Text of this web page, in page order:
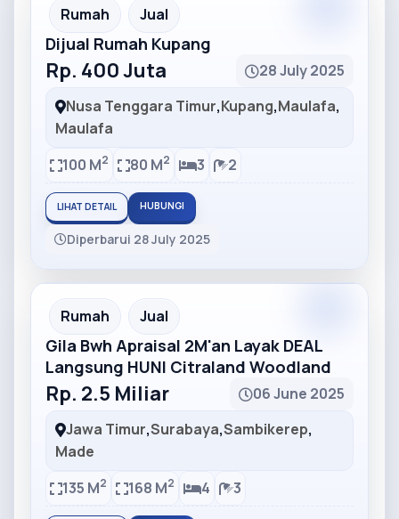
Partner Ad
Rumah Jual
Dijual Rumah Kupang
Rp. 400 Juta
28 July 2025
Nusa Tenggara Timur,Kupang,Maulafa,
Maulafa
100 M2 80 M2 3 2
LIHAT DETAIL HUBUNGI
Diperbarui 28 July 2025
Partner Ad
Rumah Jual
Gila Bwh Apraisal 2M'an Layak DEAL
Langsung HUNI Citraland Woodland
Rp. 2.5 Miliar
06 June 2025
Jawa Timur,Surabaya,Sambikerep,
Made
135 M2 168 M2 4 3